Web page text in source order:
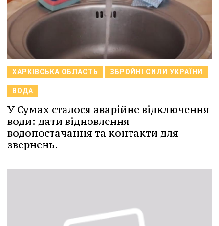
ХАРКІВСЬКА ОБЛАСТЬ ЗБРОЙНІ СИЛИ УКРАЇНИ
ВОДА
У Сумах сталося аварійне відключення
води: дати відновлення
водопостачання та контакти для
звернень.